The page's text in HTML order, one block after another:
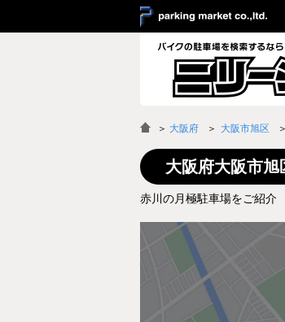
＞ 大阪府 大阪市旭区
大阪府大阪市旭
赤川の月極駐車場をご紹介